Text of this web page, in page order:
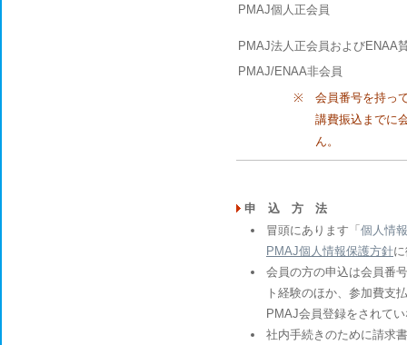
PMAJ個人正会員
PMAJ法人正会員およびENAA
PMAJ/ENAA非会員
※
会員番号を持っ
講費振込までに
ん。
申 込 方 法
冒頭にあります「 個人情
PMAJ個人情報保護方針
会員の方の申込は会員番
ト経験のほか、参加費支
PMAJ会員登録をされて
社内手続きのために請求